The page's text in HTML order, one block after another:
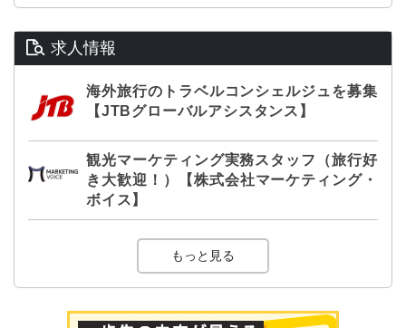
求人情報
海外旅行のトラベルコンシェルジュを募集
【JTBグローバルアシスタンス】
観光マーケティング実務スタッフ（旅行好
き大歓迎！）【株式会社マーケティング・
ボイス】
もっと見る